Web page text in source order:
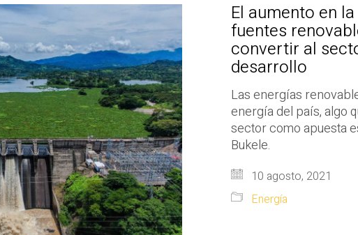
El aumento en
fuentes
convertir al
desarrollo
Las energías
energía del país, algo
sector como apuesta
Bukele.
10 agosto, 2021
Energía